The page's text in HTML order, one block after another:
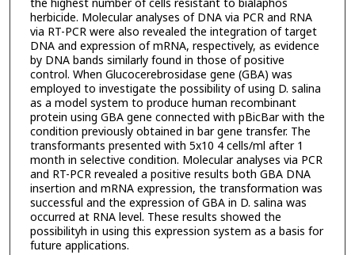
herbicide. Molecular analyses of DNA via PCR and RNA
via RT-PCR were also revealed the integration of target
DNA and expression of mRNA, respectively, as evidence
by DNA bands similarly found in those of positive
control. When Glucocerebrosidase gene (GBA) was
employed to investigate the possibility of using D. salina
as a model system to produce human recombinant
protein using GBA gene connected with pBicBar with the
condition previously obtained in bar gene transfer. The
transformants presented with 5x10 4 cells/ml after 1
month in selective condition. Molecular analyses via PCR
and RT-PCR revealed a positive results both GBA DNA
insertion and mRNA expression, the transformation was
successful and the expression of GBA in D. salina was
occurred at RNA level. These results showed the
possibilityh in using this expression system as a basis for
future applications.